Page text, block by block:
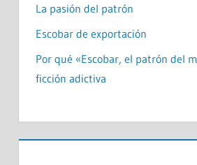
La pasión del patrón
Escobar de exportación
Por qué «Escobar, el patrón del
ficción adictiva